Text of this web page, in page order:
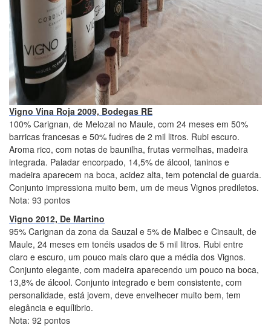
Vigno Vina Roja 2009, Bodegas RE
100% Carignan, de Melozal no Maule, com 24 meses em 50%
barricas francesas e 50% fudres de 2 mil litros. Rubi escuro.
Aroma rico, com notas de baunilha, frutas vermelhas, madeira
integrada. Paladar encorpado, 14,5% de álcool, taninos e
madeira aparecem na boca, acidez alta, tem potencial de guarda.
Conjunto impressiona muito bem, um de meus Vignos prediletos.
Nota: 93 pontos
Vigno 2012, De Martino
95% Carignan da zona da Sauzal e 5% de Malbec e Cinsault, de
Maule, 24 meses em tonéis usados de 5 mil litros. Rubi entre
claro e escuro, um pouco mais claro que a média dos Vignos.
Conjunto elegante, com madeira aparecendo um pouco na boca,
13,8% de álcool. Conjunto integrado e bem consistente, com
personalidade, está jovem, deve envelhecer muito bem, tem
elegância e equílibrio.
Nota: 92 pontos